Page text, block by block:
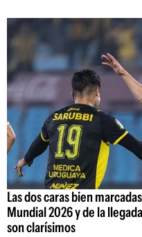
Las dos caras bien
Mundial 2026 y de la
son clarísimos